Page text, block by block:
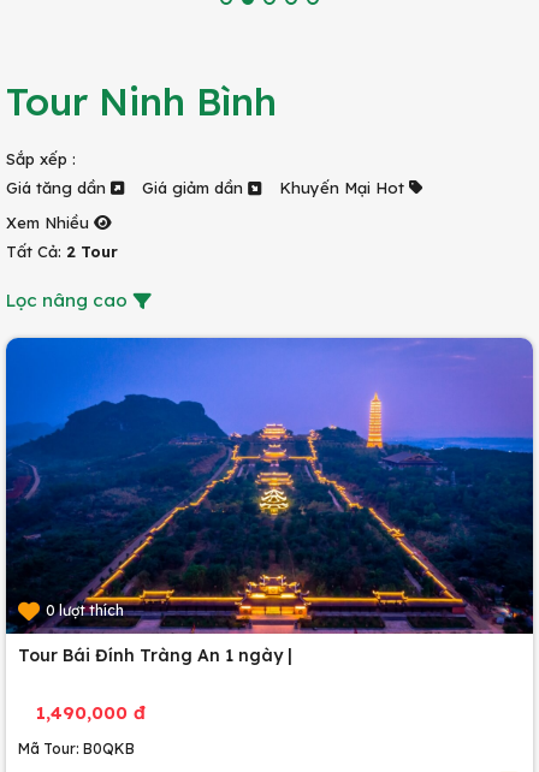
Tour Ninh Bình
Sắp xếp :
Giá tăng dần
Giá giảm dần
Khuyến Mại Hot
Xem Nhiều
Tất Cả: 2 Tour
Lọc nâng cao
0 lượt thích
Tour Bái Đính Tràng An 1 ngày |
1,490,000 đ
Mã Tour: B0QKB